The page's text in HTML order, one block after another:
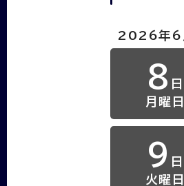
2026年6
8 日
月曜日
9 日
火曜日